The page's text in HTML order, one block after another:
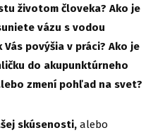
životom človeka? Ako je
vázu s vodou
povýšia v práci? Ako je
do akupunktúrneho
zmení pohľad na svet?
skúsenosti,alebo